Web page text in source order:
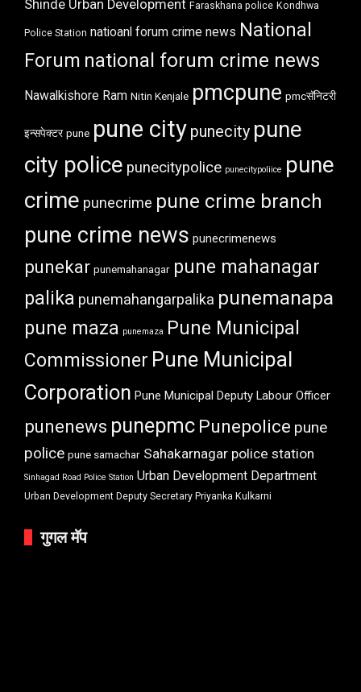
Shinde Urban Development Faraskhana police Kondhwa
Police Station natioanl forum crime news National
Forum national forum crime news
Nawalkishore Ram Nitin Kenjale pmcpune pmcसॅनिटरी
इन्सपेक्टर pune pune city punecity pune
city police punecitypolice punecitypoliice pune
crime punecrime pune crime branch
pune crime news punecrimenews
punekar punemahanagar pune mahanagar
palika punemahangarpalika punemanapa
pune maza punemaza Pune Municipal
Commissioner Pune Municipal
Corporation Pune Municipal Deputy Labour Officer
punenews punepmc Punepolice pune
police pune samachar Sahakarnagar police station
Sinhagad Road Police Station Urban Development Department
Urban Development Deputy Secretary Priyanka Kulkarni
गुगल मॅप